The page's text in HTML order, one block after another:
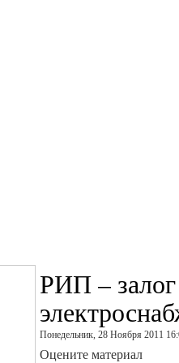
РИП –
Понедельник, 28 Ноября 2011
Оцените материал